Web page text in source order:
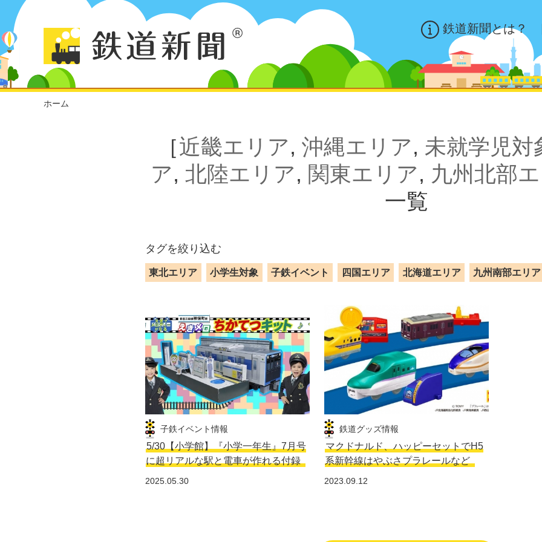
鉄道新聞とは？
ホーム
［近畿エリア, 沖縄エリア, 未就学児対
ア, 北陸エリア, 関東エリア, 九州北部
一覧
タグを絞り込む
東北エリア 小学生対象 子鉄イベント 四国エリア 北海道エリア 九州南部エリア
子鉄イベント情報
5/30【小学館】『小学一年生』7月号
に超リアルな駅と電車が作れる付録
2025.05.30
鉄道グッズ情報
マクドナルド、ハッピーセットでH5
系新幹線はやぶさプラレールなど
2023.09.12